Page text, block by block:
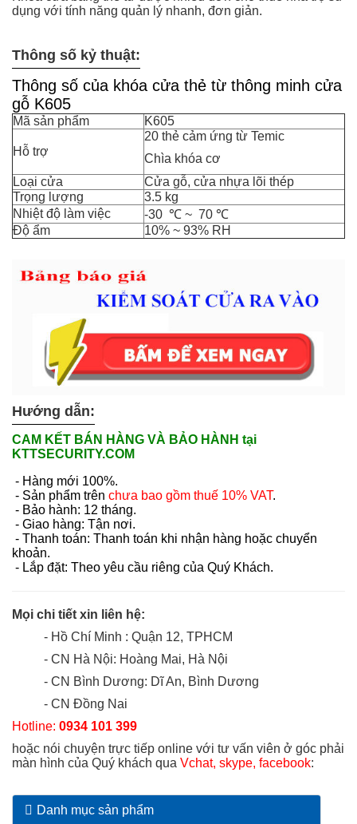
Danh mục sản phẩm
dụng với tính năng quản lý nhanh, đơn giản.
Thông số kỷ thuật:
Thông số của khóa cửa thẻ từ thông minh cửa
gỗ K605
Mã sản phẩm K605
Hỗ trợ
20 thẻ cảm ứng từ Temic
Chìa khóa cơ
Loại cửa
Cửa gỗ, cửa nhựa lõi thép
Trọng lượng
3.5 kg
Nhiệt độ làm việc
-30 ℃ ~ 70 ℃
Độ ẩm
10% ~ 93% RH
Hướng dẫn:
CAM KẾT BÁN HÀNG VÀ BẢO HÀNH tại
KTTSECURITY.COM
- Hàng mới 100%.
- Sản phẩm trên chưa bao gồm thuế 10% VAT.
- Bảo hành: 12 tháng.
- Giao hàng: Tận nơi.
- Thanh toán: Thanh toán khi nhận hàng hoặc chuyển
khoản.
- Lắp đặt: Theo yêu cầu riêng của Quý Khách.
Mọi chi tiết xin liên hệ:
- Hồ Chí Minh : Quận 12, TPHCM
- CN Hà Nội: Hoàng Mai, Hà Nội
- CN Bình Dương: Dĩ An, Bình Dương
- CN Đồng Nai
Hotline: 0934 101 399
hoặc nói chuyện trực tiếp online với tư vấn viên ở góc phải
màn hình của Quý khách qua Vchat, skype, facebook: